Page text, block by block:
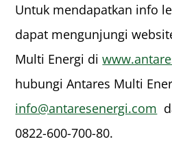
Untuk mendapatkan info
dapat mengunjungi
Multi Energi di
hubungi Antares Multi
info@antaresenergi.com
0822-600-700-80.